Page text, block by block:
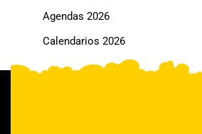
Agendas 2026
Calendarios 2026